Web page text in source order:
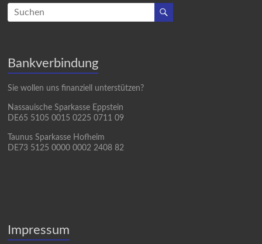
Bankverbindung
Sie wollen uns finanziell unterstützen?
Nassauische Sparkasse Eppstein
DE65 5105 0015 0225 0711 09
Taunus Sparkasse Hofheim
DE73 5125 0000 0002 2408 82
Impressum